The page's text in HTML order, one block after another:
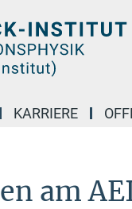
KARRIERE
am